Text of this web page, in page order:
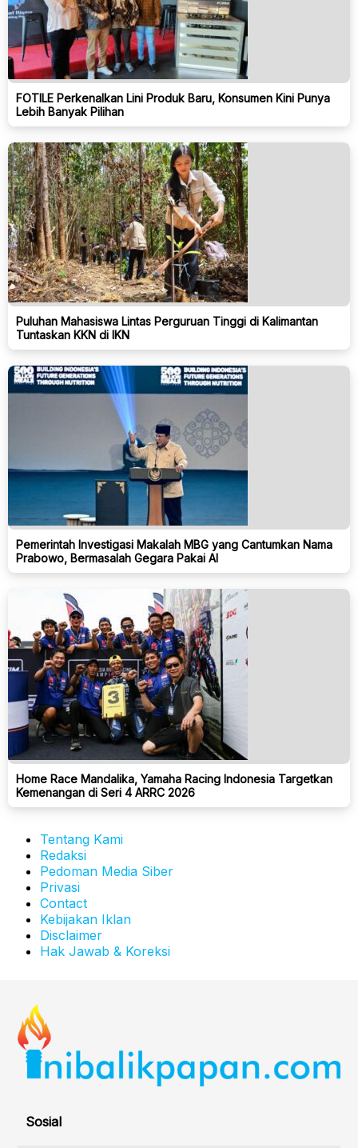
FOTILE Perkenalkan Lini Produk Baru, Konsumen Kini Punya
Lebih Banyak Pilihan
Puluhan Mahasiswa Lintas Perguruan Tinggi di Kalimantan
Tuntaskan KKN di IKN
Pemerintah Investigasi Makalah MBG yang Cantumkan Nama
Prabowo, Bermasalah Gegara Pakai AI
Home Race Mandalika, Yamaha Racing Indonesia Targetkan
Kemenangan di Seri 4 ARRC 2026
Tentang Kami
Redaksi
Pedoman Media Siber
Privasi
Contact
Kebijakan Iklan
Disclaimer
Hak Jawab & Koreksi
Sosial